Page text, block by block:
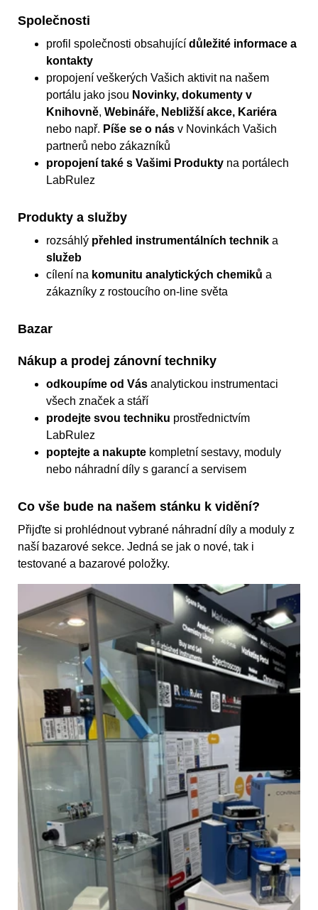
Společnosti
profil společnosti obsahující důležité informace a
kontakty
propojení veškerých Vašich aktivit na našem
portálu jako jsou Novinky, dokumenty v
Knihovně, Webináře, Nebližší akce, Kariéra
nebo např. Píše se o nás v Novinkách Vašich
partnerů nebo zákazníků
propojení také s Vašimi Produkty na portálech
LabRulez
Produkty a služby
rozsáhlý přehled instrumentálních technik a
služeb
cílení na komunitu analytických chemiků a
zákazníky z rostoucího on-line světa
Bazar
Nákup a prodej zánovní techniky
odkoupíme od Vás analytickou instrumentaci
všech značek a stáří
prodejte svou techniku prostřednictvím
LabRulez
poptejte a nakupte kompletní sestavy, moduly
nebo náhradní díly s garancí a servisem
Co vše bude na našem stánku k vidění?
Přijďte si prohlédnout vybrané náhradní díly a moduly z
naší bazarové sekce. Jedná se jak o nové, tak i
testované a bazarové položky.